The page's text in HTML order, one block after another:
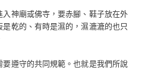
神廟或佛寺，要赤腳、鞋子放在外
乾的、有時是濕的，濕漉漉的也只
要遵守的共同規範。也就是我們所說